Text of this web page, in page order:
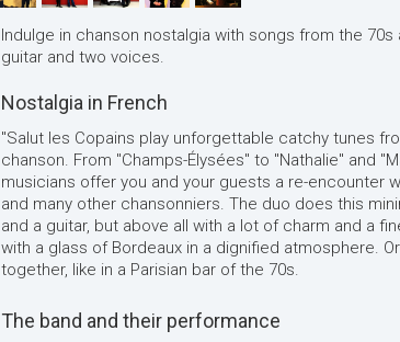
Indulge in chanson nostalgia with songs from the
guitar and two voices.
Nostalgia in French
"Salut les Copains play unforgettable catchy tunes
chanson. From "Champs-Élysées" to "Nathalie" and
musicians offer you and your guests a re-encounter
and many other chansonniers. The duo does this
and a guitar, but above all with a lot of charm and a
with a glass of Bordeaux in a dignified atmosphere.
together, like in a Parisian bar of the 70s.
The band and their performance